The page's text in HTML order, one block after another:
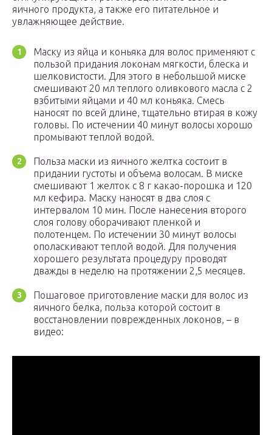
яичного продукта, а также его питательное и
увлажняющее действие.
Маску из яйца и коньяка для волос применяют с
пользой придания локонам мягкости, блеска и
шелковистости. Для этого в небольшой миске
смешивают 20 мл теплого оливкового масла с 2
взбитыми яйцами и 40 мл коньяка. Смесь
наносят по всей длине, тщательно втирая в кожу
головы. По истечении 40 минут волосы хорошо
промывают теплой водой.
Польза маски из яичного желтка состоит в
придании густоты и объема волосам. В миске
смешивают 1 желток с 8 г какао-порошка и 120
мл кефира. Маску наносят в два слоя с
интервалом 10 мин. После нанесения второго
слоя голову оборачивают пленкой и
полотенцем. По истечении 30 минут волосы
ополаскивают теплой водой. Для получения
хорошего результата процедуру проводят
дважды в неделю на протяжении 2,5 месяцев.
Пошаговое приготовление маски для волос из
яичного белка, польза которой состоит в
восстановлении поврежденных локонов, – в
видео: